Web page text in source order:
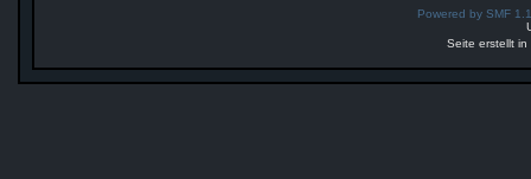
Powered by SMF
Seite erstellt